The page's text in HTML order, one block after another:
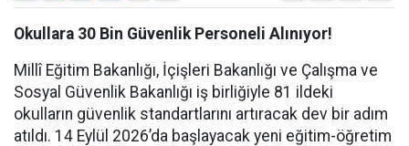
Okullara 30 Bin Güvenlik Personeli Alınıyor!
Millî Eğitim Bakanlığı, İçişleri Bakanlığı ve Çalışma ve
Sosyal Güvenlik Bakanlığı iş birliğiyle 81 ildeki
okulların güvenlik standartlarını artıracak dev bir adım
atıldı. 14 Eylül 2026’da başlayacak yeni eğitim-öğretim